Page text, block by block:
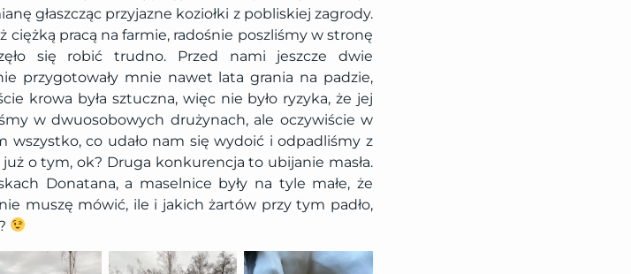
głaszcząc przyjazne koziołki z pobliskiej zagrody.
ciężką pracą na farmie, radośnie poszliśmy w stronę
się robić trudno. Przed nami jeszcze dwie
przygotowały mnie nawet lata grania na padzie,
krowa była sztuczna, więc nie było ryzyka, że jej
w dwuosobowych drużynach, ale oczywiście w
wszystko, co udało nam się wydoić i odpadliśmy z
o tym, ok? Druga konkurencja to ubijanie masła.
Donatana, a maselnice były na tyle małe, że
muszę mówić, ile i jakich żartów przy tym padło,